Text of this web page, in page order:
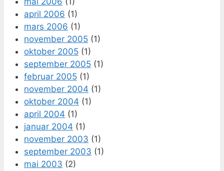
april 2006 (1)
mars 2006 (1)
november 2005 (1)
oktober 2005 (1)
september 2005 (1)
februar 2005 (1)
november 2004 (1)
oktober 2004 (1)
april 2004 (1)
januar 2004 (1)
november 2003 (1)
september 2003 (1)
mai 2003 (2)